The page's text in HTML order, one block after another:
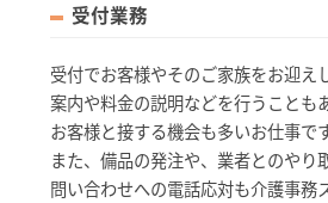
受付業務
受付でお客様やそのご家族をお迎え
案内や料金の説明などを行うことも
お客様と接する機会も多いお仕事です
また、備品の発注や、業者とのやり
問い合わせへの電話応対も介護事務